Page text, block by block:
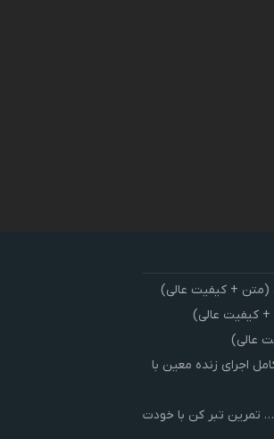
+ کیفیت عالی)
کیفیت عالی)
عالی)
اجرای زنده معین با
تمرین تبر کن با خودت